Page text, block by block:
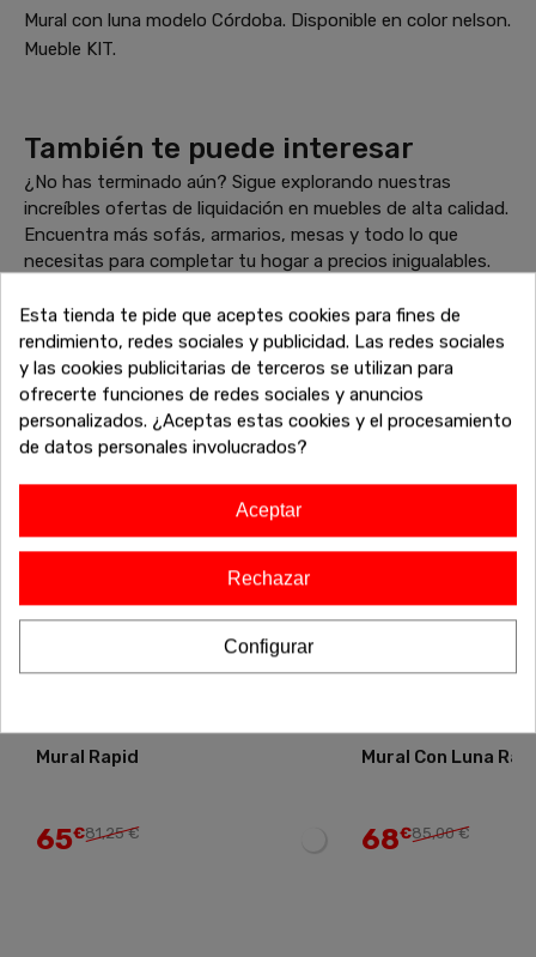
Mural con luna modelo Córdoba. Disponible en color nelson.
Mueble KIT.
También te puede interesar
¿No has terminado aún? Sigue explorando nuestras
increíbles ofertas de liquidación en muebles de alta calidad.
Encuentra más sofás, armarios, mesas y todo lo que
necesitas para completar tu hogar a precios inigualables.
exclusivos antes de que se agoten!
Mural Rapid
65€81,25 €
-20%
Mural Con Luna
68€85,00 €
-20%
Esta tienda te pide que aceptes cookies para fines de
rendimiento, redes sociales y publicidad. Las redes sociales
y las cookies publicitarias de terceros se utilizan para
ofrecerte funciones de redes sociales y anuncios
personalizados. ¿Aceptas estas cookies y el procesamiento
de datos personales involucrados?
Aceptar
Rechazar
Configurar